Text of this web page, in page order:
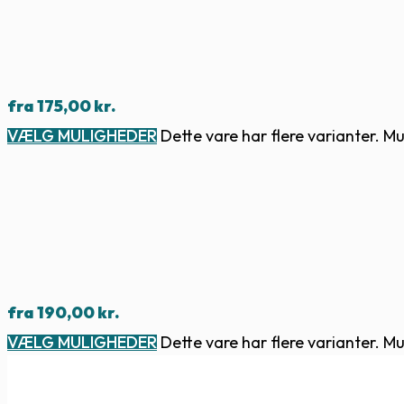
fra175,00kr.
VÆLG MULIGHEDER Dette vare har flere varianter.
fra190,00kr.
VÆLG MULIGHEDER Dette vare har flere varianter.